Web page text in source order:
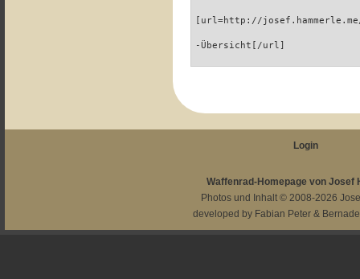
[url=http://
-Übersicht[/url]
Login
Waffenrad-Homepage von Josef
Photos und Inhalt © 2008-2026
developed by Fabian Peter &